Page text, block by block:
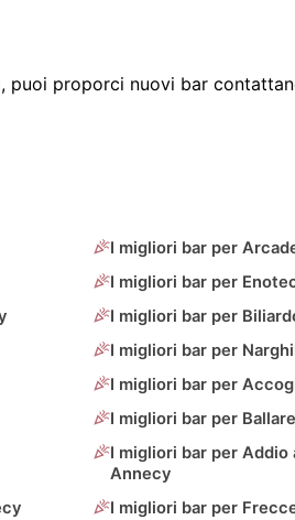
puoi proporci nuovi bar
I migliori bar per
I migliori bar per
I migliori bar per
I migliori bar per
I migliori bar per
I migliori bar per
I migliori bar per
Annecy
I migliori bar per